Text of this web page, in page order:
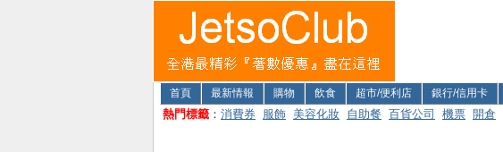
首頁 最新情報 購物 飲食 超市/便利店 銀行/信用卡
熱門標籤 ： 消費券 服飾 美容化妝 自助餐 百貨公司 機票 開倉